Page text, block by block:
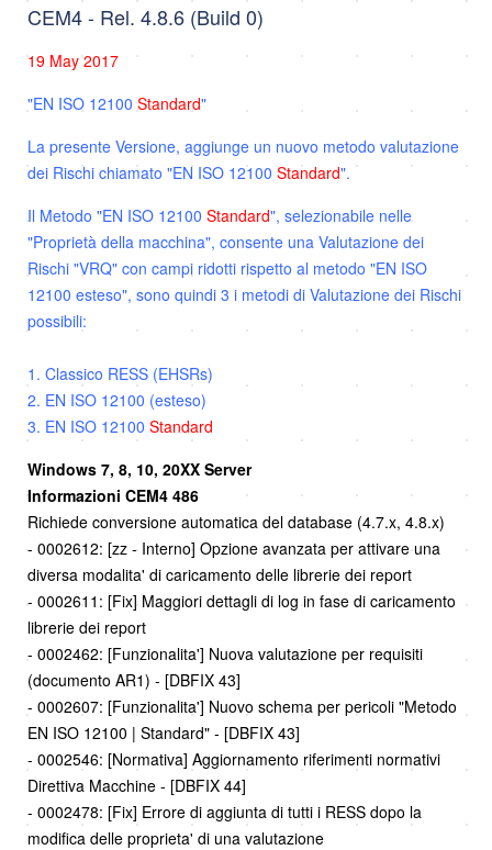
CEM4 - Rel. 4.8.6 (Build 0)
19 May 2017
"EN ISO 12100 Standard"
La presente Versione, aggiunge un nuovo metodo valutazione
dei Rischi chiamato "EN ISO 12100 Standard".
Il Metodo "EN ISO 12100 Standard", selezionabile nelle
"Proprietà della macchina", consente una Valutazione dei
Rischi "VRQ" con campi ridotti rispetto al metodo "EN ISO
12100 esteso", sono quindi 3 i metodi di Valutazione dei Rischi
possibili:
1. Classico RESS (EHSRs)
2. EN ISO 12100 (esteso)
3. EN ISO 12100 Standard
Windows 7, 8, 10, 20XX Server
Informazioni CEM4 486
Richiede conversione automatica del database (4.7.x, 4.8.x)
- 0002612: [zz - Interno] Opzione avanzata per attivare una
diversa modalita' di caricamento delle librerie dei report
- 0002611: [Fix] Maggiori dettagli di log in fase di caricamento
librerie dei report
- 0002462: [Funzionalita'] Nuova valutazione per requisiti
(documento AR1) - [DBFIX 43]
- 0002607: [Funzionalita'] Nuovo schema per pericoli "Metodo
EN ISO 12100 | Standard" - [DBFIX 43]
- 0002546: [Normativa] Aggiornamento riferimenti normativi
Direttiva Macchine - [DBFIX 44]
- 0002478: [Fix] Errore di aggiunta di tutti i RESS dopo la
modifica delle proprieta' di una valutazione